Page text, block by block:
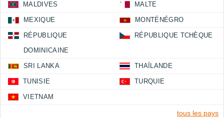
MALDIVES MALTE
MEXIQUE MONTÉNÉGRO
RÉPUBLIQUE
DOMINICAINE
RÉPUBLIQUE TCHÈQUE
SRI LANKA THAÏLANDE
TUNISIE TURQUIE
VIETNAM
tous les pays